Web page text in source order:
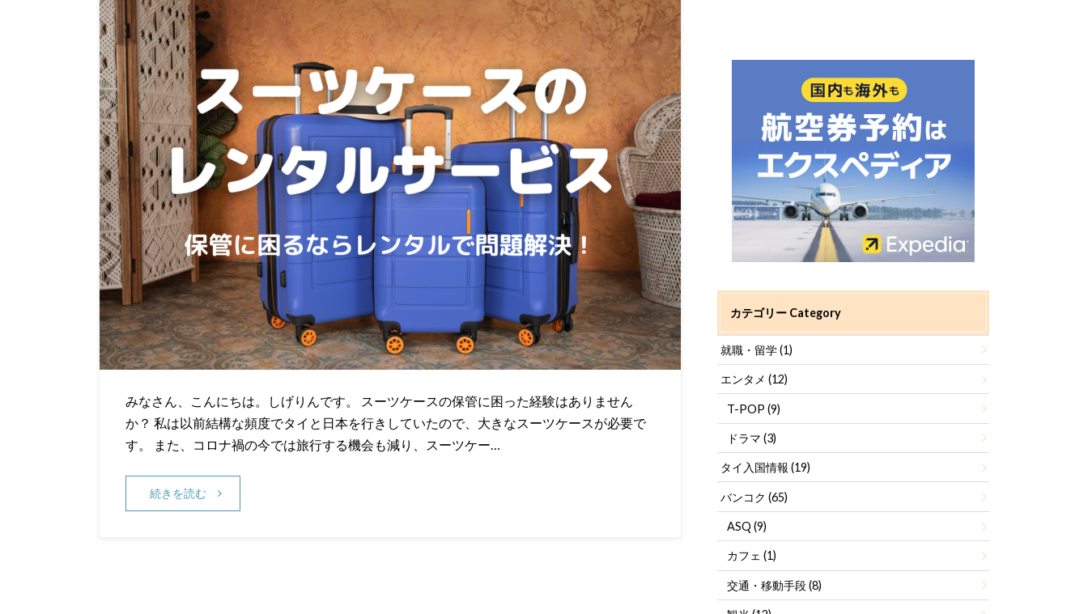
みなさん、こんにちは。しげりんです。 スーツケースの保管に困った経験はありません
か？ 私は以前結構な頻度でタイと日本を行きしていたので、大きなスーツケースが必要で
す。 また、コロナ禍の今では旅行する機会も減り、スーツケー…
続きを読む
カテゴリー Category
就職・留学(1)
エンタメ(12)
T-POP (9)
ドラマ (3)
タイ入国情報(19)
バンコク(65)
ASQ (9)
カフェ (1)
交通・移動手段(8)